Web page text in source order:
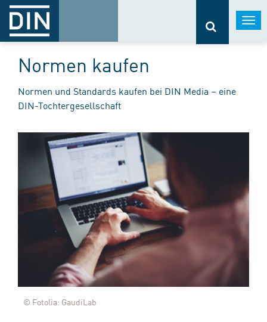
Normen kaufen
Normen und Standards kaufen bei DIN Media – eine
DIN-Tochtergesellschaft
© Fotolia: GaudiLab